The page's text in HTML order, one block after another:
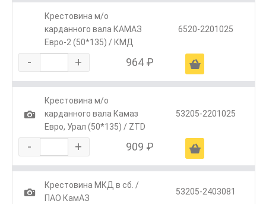
Крестовина м/о
карданного вала КАМАЗ
Евро-2 (50*135) / КМД
6520-2201025
- + 964 ₽ Ä
1
Крестовина м/о
карданного вала Камаз
Евро, Урал (50*135) / ZTD
53205-2201025
- + 909 ₽ Ä
1
Крестовина МКД в сб. /
ПАО КамАЗ
53205-2403081